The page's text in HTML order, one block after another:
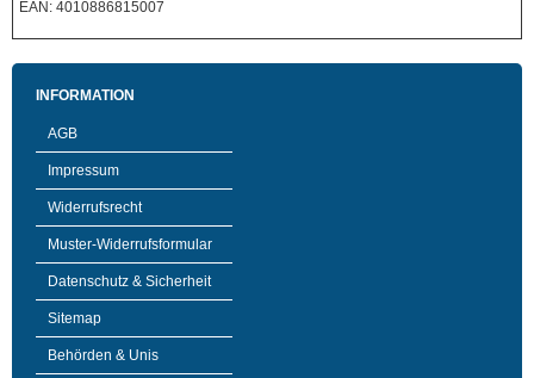
EAN: 4010886815007
INFORMATION
AGB
Impressum
Widerrufsrecht
Muster-Widerrufsformular
Datenschutz & Sicherheit
Sitemap
Behörden & Unis